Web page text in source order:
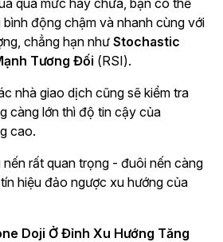
quá mức hay chưa, bạn có thể
động chậm và nhanh cùng với
chẳng hạn như Stochastic
Tương Đối (RSI).
nhà giao dịch cũng sẽ kiểm tra
càng lớn thì độ tin cậy của
cao.
rất quan trọng - đuôi nến càng
hiệu đảo ngược xu hướng của
Doji Ở Đỉnh Xu Hướng Tăng